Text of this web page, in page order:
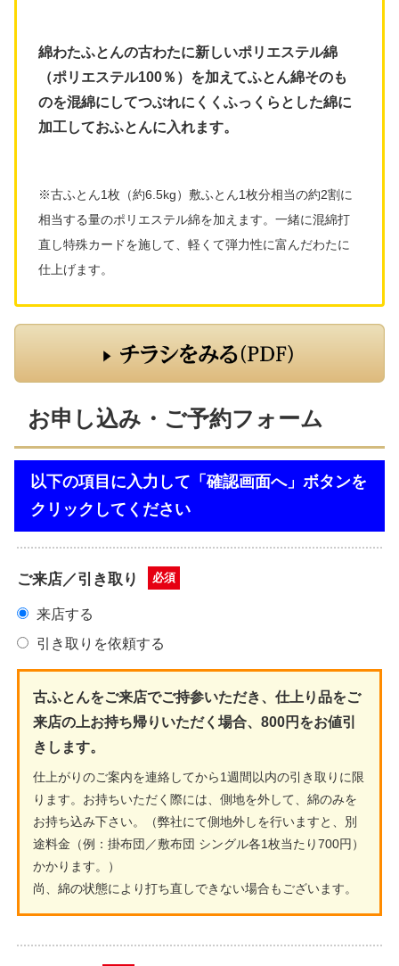
綿わたふとんの古わたに新しいポリエステル綿
（ポリエステル100％）を加えてふとん綿そのも
のを混綿にしてつぶれにくくふっくらとした綿に
加工しておふとんに入れます。
※古ふとん1枚（約6.5kg）敷ふとん1枚分相当の約2割に
相当する量のポリエステル綿を加えます。一緒に混綿打
直し特殊カードを施して、軽くて弾力性に富んだわたに
仕上げます。
お申し込み・ご予約フォーム
以下の項目に入力して「確認画面へ」ボタンを
クリックしてください
ご来店／引き取り 必須
来店する
引き取りを依頼する
古ふとんをご来店でご持参いただき、仕上り品をご
来店の上お持ち帰りいただく場合、800円をお値引
きします。
仕上がりのご案内を連絡してから1週間以内の引き取りに限
ります。お持ちいただく際には、側地を外して、綿のみを
お持ち込み下さい。（弊社にて側地外しを行いますと、別
途料金（例：掛布団／敷布団 シングル各1枚当たり700円）
かかります。）
尚、綿の状態により打ち直しできない場合もございます。